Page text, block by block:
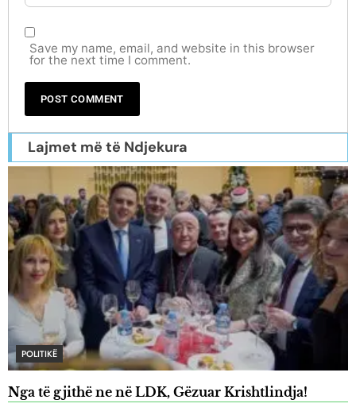
Save my name, email, and website in this browser
for the next time I comment.
Lajmet më të Ndjekura
POLITIKË
Nga të gjithë ne në LDK, Gëzuar Krishtlindja!